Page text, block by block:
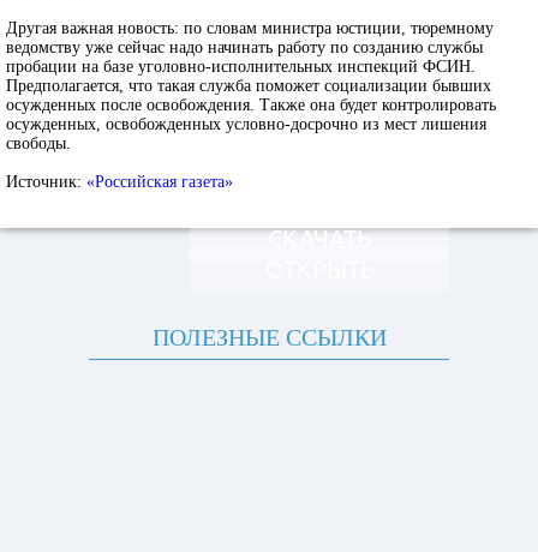
Другая важная новость: по словам министра юстиции, тюремному
ведомству уже сейчас надо начинать работу по созданию службы
пробации на базе уголовно-исполнительных инспекций ФСИН.
Предполагается, что такая служба поможет социализации бывших
осужденных после освобождения. Также она будет контролировать
осужденных, освобожденных условно-досрочно из мест лишения
свободы.
Источник: «Российская газета»
СКАЧАТЬ
ПОЛЕЗНЫЕ ССЫЛКИ